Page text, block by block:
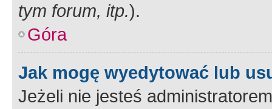
tym forum, itp.).
Góra
Jak mogę wyedytować lub
Jeżeli nie jesteś